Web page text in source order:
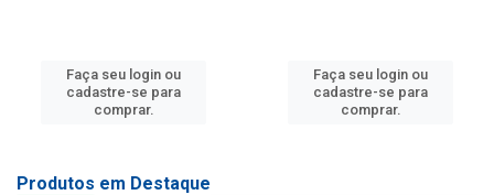
Faça seu login ou
cadastre-se para
comprar.
Faça seu login ou
cadastre-se para
comprar.
Produtos em Destaque